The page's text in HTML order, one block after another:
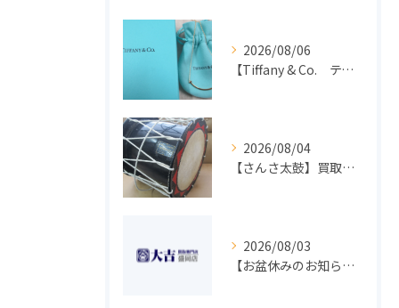
2026/08/06
【Tiffany & Co. ティファニー】買取 大吉盛岡店 アクセサリー買取しました！！
2026/08/04
【さんさ太鼓】買取 大吉盛岡店 楽器 買取します！！
2026/08/03
【お盆休みのお知らせ】買取専門 大吉 盛岡店